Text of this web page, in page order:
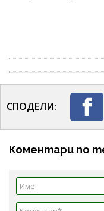
СПОДЕЛИ:
Коментари по